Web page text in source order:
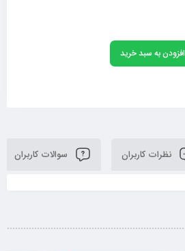
افزودن به سبد خرید
نظرات کاربران سوالات کاربران